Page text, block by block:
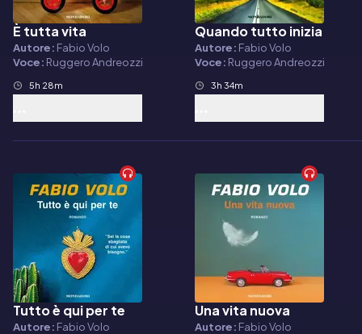
Audiolibro
È tutta vita
Autore: Fabio Volo
Voce: Ruggero Andreozzi
5h 28m
Audiolibro
Quando tutto inizia
Autore: Fabio Volo
Voce: Ruggero Andreozzi
3h 34m
Audiolibro
Tutto è qui per te
Autore: Fabio Volo
Audiolibro
Una vita nuova
Autore: Fabio Volo